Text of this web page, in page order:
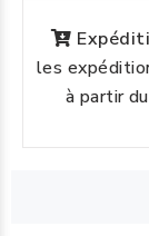
les
à partir